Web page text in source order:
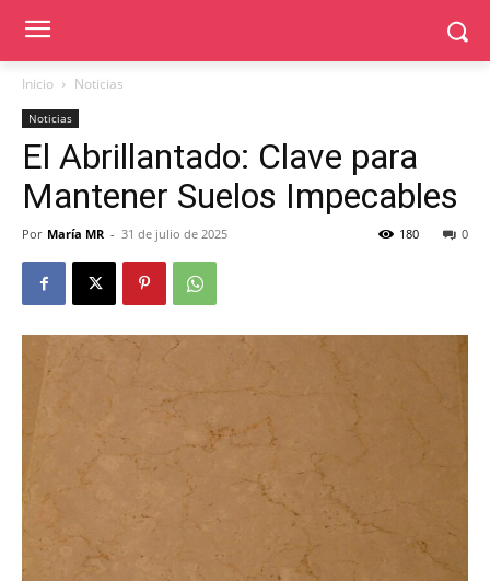
Inicio Noticias
Noticias
El Abrillantado: Clave para
Mantener Suelos Impecables
Por María MR - 31 de julio de 2025 0
180